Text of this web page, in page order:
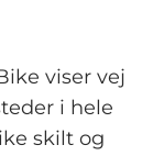
viser vej
i hele
skilt og